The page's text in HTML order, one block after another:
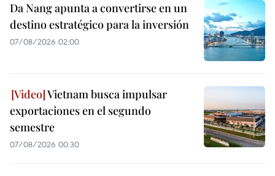
Da Nang apunta a convertirse en un
destino estratégico para la inversión
07/08/2026 02:00
Vietnam busca impulsar
exportaciones en el segundo
semestre
07/08/2026 00:30